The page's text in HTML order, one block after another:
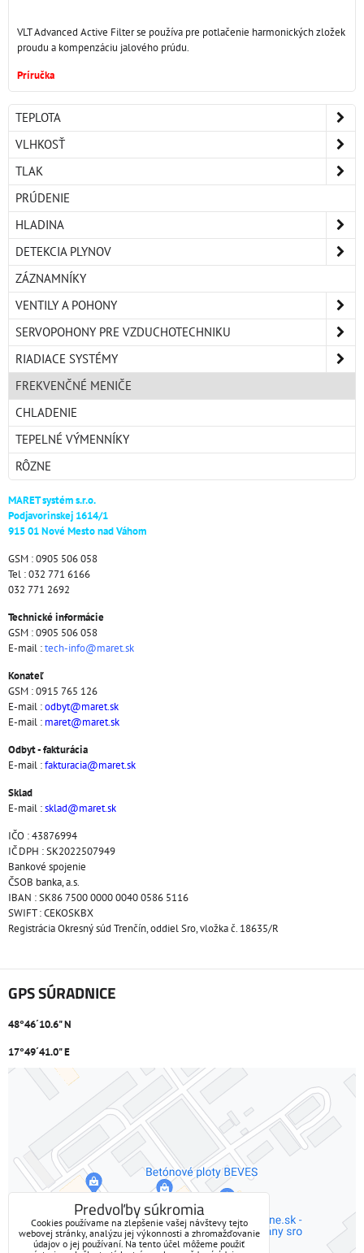
VLT Advanced Active Filter se používa pre potlačenie harmonických zložek
proudu a kompenzáciu jalového prúdu.
Príručka
TEPLOTA
VLHKOSŤ
TLAK
PRÚDENIE
HLADINA
DETEKCIA PLYNOV
ZÁZNAMNÍKY
VENTILY A POHONY
SERVOPOHONY PRE VZDUCHOTECHNIKU
RIADIACE SYSTÉMY
FREKVENČNÉ MENIČE
CHLADENIE
TEPELNÉ VÝMENNÍKY
RÔZNE
MARET systém s.r.o.
Podjavorinskej 1614/1
915 01 Nové Mesto nad Váhom
GSM : 0905 506 058
Tel : 032 771 6166
032 771 2692
Technické informácie
GSM : 0905 506 058
E-mail :tech-info@maret.sk
Konateľ
GSM : 0915 765 126
E-mail :odbyt@maret.sk
E-mail : maret@maret.sk
Odbyt - fakturácia
E-mail :fakturacia@maret.sk
Sklad
E-mail :sklad@maret.sk
IČO : 43876994
IČ DPH : SK2022507949
Bankové spojenie
ČSOB banka, a.s.
IBAN : SK86 7500 0000 0040 0586 5116
SWIFT : CEKOSKBX
Registrácia Okresný súd Trenčín, oddiel Sro, vložka č. 18635/R
GPS SÚRADNICE
48°46´10.6" N
17°49´41.0" E
Externý obsah je blokovaný Voľbami súkromia
Prajete si načítať externý obsah?
Povoliť tentokrát
Povoliť a zapamätať - súhlas s druhom cookie: Funkčné
Predvoľby súkromia
Cookies používame na zlepšenie vašej návštevy tejto
webovej stránky, analýzu jej výkonnosti a zhromažďovanie
údajov o jej používaní. Na tento účel môžeme použiť